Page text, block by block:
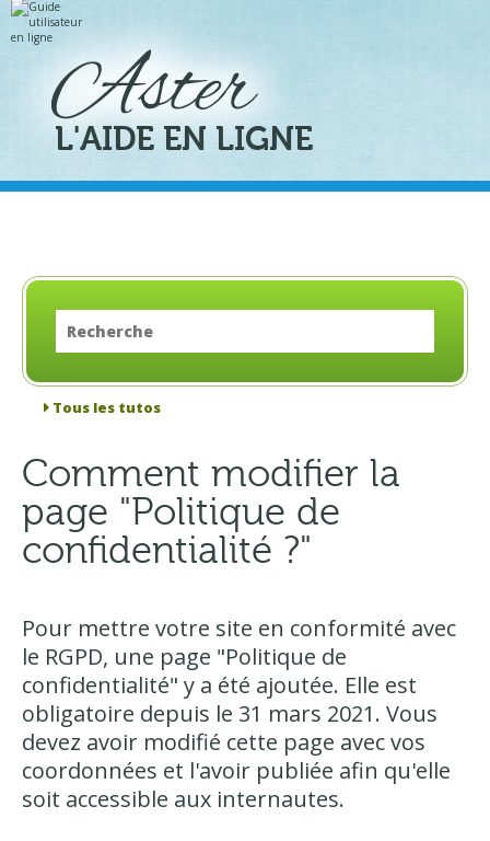
Aller
contenu.
navigation
Outils
personnels
L'AIDE EN LIGNE
Tous les tutos
Comment modifier la
page "Politique de
confidentialité ?"
Pour mettre votre site en conformité avec
le RGPD, une page "Politique de
confidentialité" y a été ajoutée. Elle est
obligatoire depuis le 31 mars 2021. Vous
devez avoir modifié cette page avec vos
coordonnées et l'avoir publiée afin qu'elle
soit accessible aux internautes.